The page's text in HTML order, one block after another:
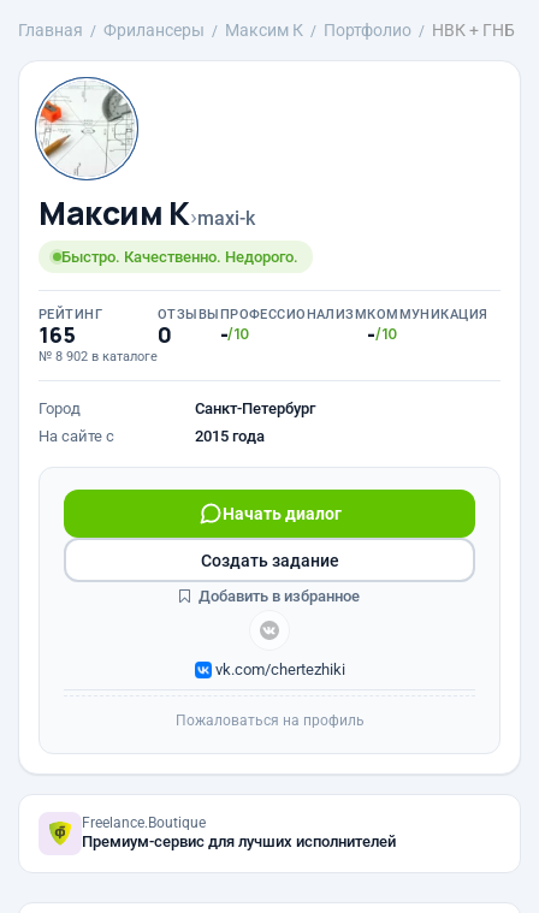
Главная Фрилансеры Максим К Портфолио НВК + ГНБ
Максим К›maxi-k
Быстро. Качественно. Недорого.
РЕЙТИНГ
165
№ 8 902 в каталоге
ОТЗЫВЫ
0
ПРОФЕССИОНАЛИЗМ
-/10
КОММУНИКАЦИЯ
-/10
Город
Санкт-Петербург
На сайте с
2015 года
Начать диалог
vk.com/chertezhiki
Создать задание
Добавить в избранное
Пожаловаться на профиль
Freelance.Boutique
Премиум-сервис для лучших исполнителей